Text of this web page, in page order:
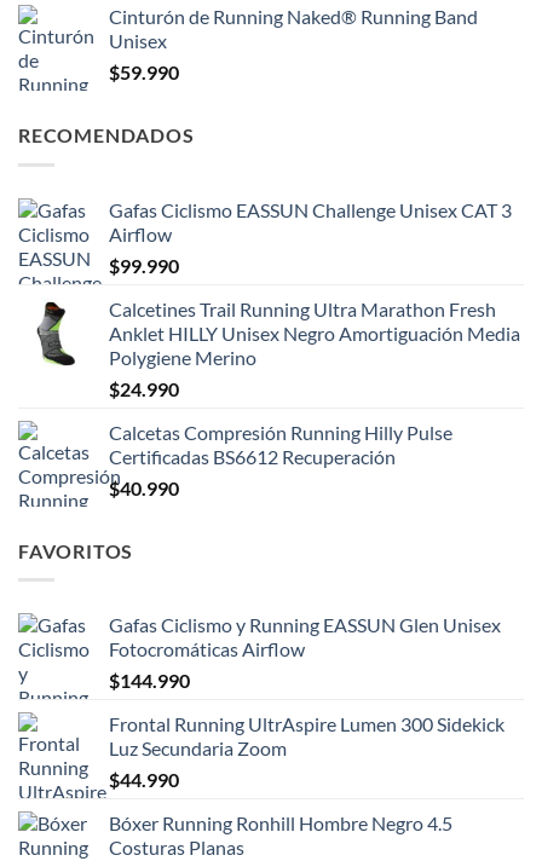
Cinturón de Running Naked® Running Band
Unisex
$59.990
RECOMENDADOS
Gafas Ciclismo EASSUN Challenge Unisex CAT 3
Airflow
$99.990
Calcetines Trail Running Ultra Marathon Fresh
Anklet HILLY Unisex Negro Amortiguación Media
Polygiene Merino
$24.990
Calcetas Compresión Running Hilly Pulse
Certificadas BS6612 Recuperación
$40.990
FAVORITOS
Gafas Ciclismo y Running EASSUN Glen Unisex
Fotocromáticas Airflow
$144.990
Frontal Running UltrAspire Lumen 300 Sidekick
Luz Secundaria Zoom
$44.990
Bóxer Running Ronhill Hombre Negro 4.5
Costuras Planas